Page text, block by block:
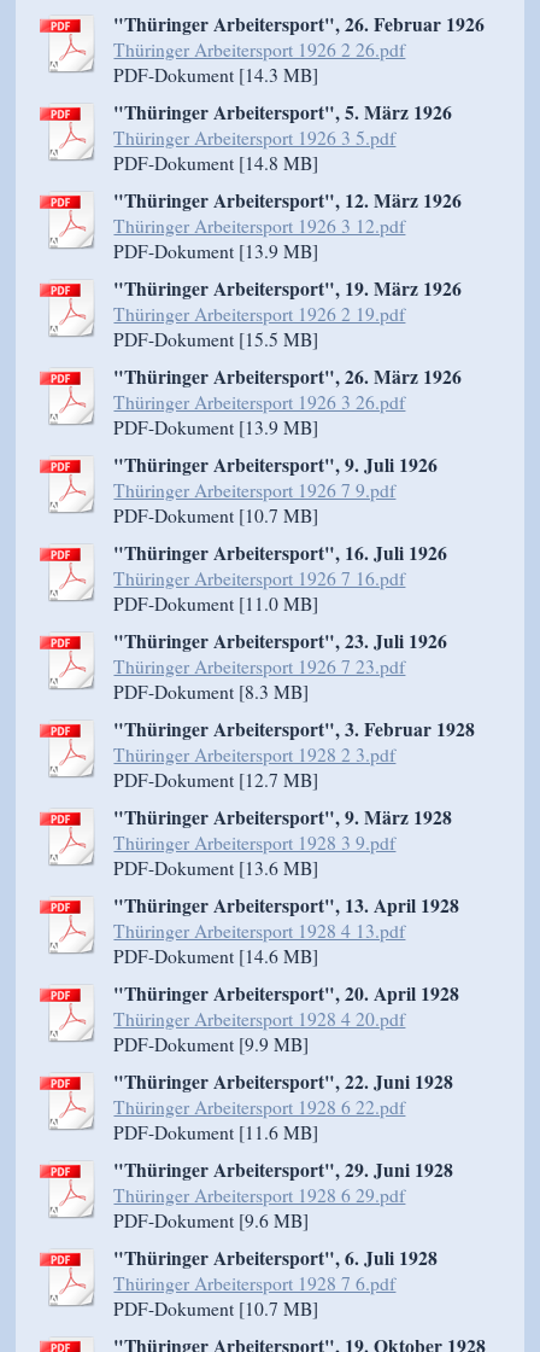
"Thüringer Arbeitersport", 26. Februar 1926
Thüringer Arbeitersport 1926 2 26.pdf
PDF-Dokument [14.3 MB]
"Thüringer Arbeitersport", 5. März 1926
Thüringer Arbeitersport 1926 3 5.pdf
PDF-Dokument [14.8 MB]
"Thüringer Arbeitersport", 12. März 1926
Thüringer Arbeitersport 1926 3 12.pdf
PDF-Dokument [13.9 MB]
"Thüringer Arbeitersport", 19. März 1926
Thüringer Arbeitersport 1926 2 19.pdf
PDF-Dokument [15.5 MB]
"Thüringer Arbeitersport", 26. März 1926
Thüringer Arbeitersport 1926 3 26.pdf
PDF-Dokument [13.9 MB]
"Thüringer Arbeitersport", 9. Juli 1926
Thüringer Arbeitersport 1926 7 9.pdf
PDF-Dokument [10.7 MB]
"Thüringer Arbeitersport", 16. Juli 1926
Thüringer Arbeitersport 1926 7 16.pdf
PDF-Dokument [11.0 MB]
"Thüringer Arbeitersport", 23. Juli 1926
Thüringer Arbeitersport 1926 7 23.pdf
PDF-Dokument [8.3 MB]
"Thüringer Arbeitersport", 3. Februar 1928
Thüringer Arbeitersport 1928 2 3.pdf
PDF-Dokument [12.7 MB]
"Thüringer Arbeitersport", 9. März 1928
Thüringer Arbeitersport 1928 3 9.pdf
PDF-Dokument [13.6 MB]
"Thüringer Arbeitersport", 13. April 1928
Thüringer Arbeitersport 1928 4 13.pdf
PDF-Dokument [14.6 MB]
"Thüringer Arbeitersport", 20. April 1928
Thüringer Arbeitersport 1928 4 20.pdf
PDF-Dokument [9.9 MB]
"Thüringer Arbeitersport", 22. Juni 1928
Thüringer Arbeitersport 1928 6 22.pdf
PDF-Dokument [11.6 MB]
"Thüringer Arbeitersport", 29. Juni 1928
Thüringer Arbeitersport 1928 6 29.pdf
PDF-Dokument [9.6 MB]
"Thüringer Arbeitersport", 6. Juli 1928
Thüringer Arbeitersport 1928 7 6.pdf
PDF-Dokument [10.7 MB]
"Thüringer Arbeitersport", 19. Oktober 1928